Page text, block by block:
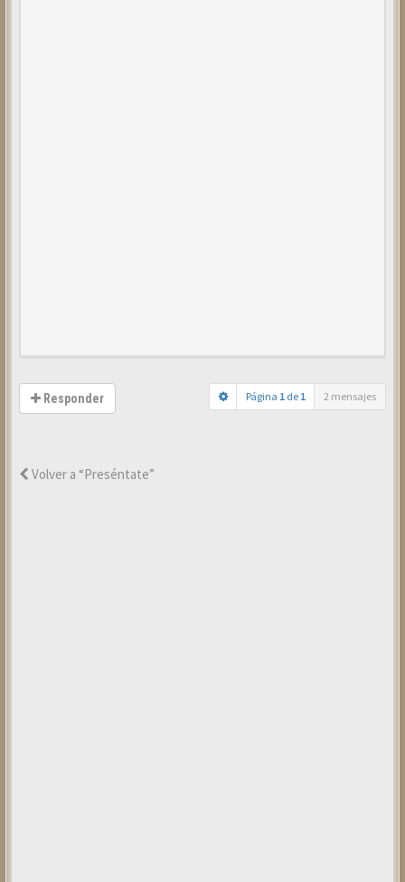
Responder Página 1 de 1 2 mensajes
Volver a “Preséntate”